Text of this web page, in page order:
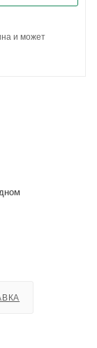
и может